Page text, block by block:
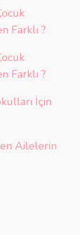
Farklı ?
Farklı ?
İçin
Ailelerin